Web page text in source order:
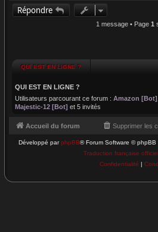
Répondre
1 message • Page 1
QUI EST EN LIGNE ?
QUI EST EN LIGNE ?
Utilisateurs parcourant ce forum : Amazon [Bot]
Majestic-12 [Bot] et 5 invités
Accueil du forum Supprimer les
Développé parphpBB® Forum Software © phpBB
Traduction française
Confidentialité |